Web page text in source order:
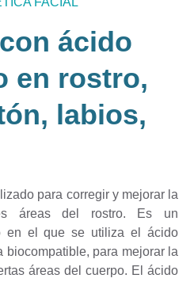
ácido
en rostro,
labios,
para corregir y mejorar la
áreas del rostro. Es un
en el que se utiliza el ácido
biocompatible, para mejorar la
áreas del cuerpo. El ácido